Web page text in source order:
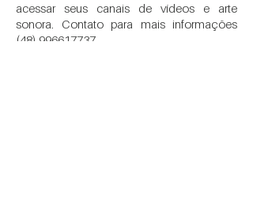
acessar seus canais de vídeos e arte
sonora. Contato para mais informações
(48) 996617737